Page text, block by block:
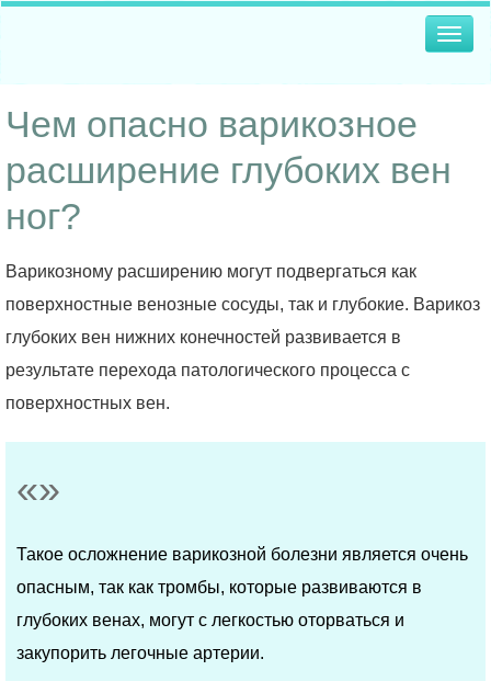
Чем опасно варикозное
расширение глубоких вен
ног?
Варикозному расширению могут подвергаться как
поверхностные венозные сосуды, так и глубокие. Варикоз
глубоких вен нижних конечностей развивается в
результате перехода патологического процесса с
поверхностных вен.
Такое осложнение варикозной болезни является очень
опасным, так как тромбы, которые развиваются в
глубоких венах, могут с легкостью оторваться и
закупорить легочные артерии.